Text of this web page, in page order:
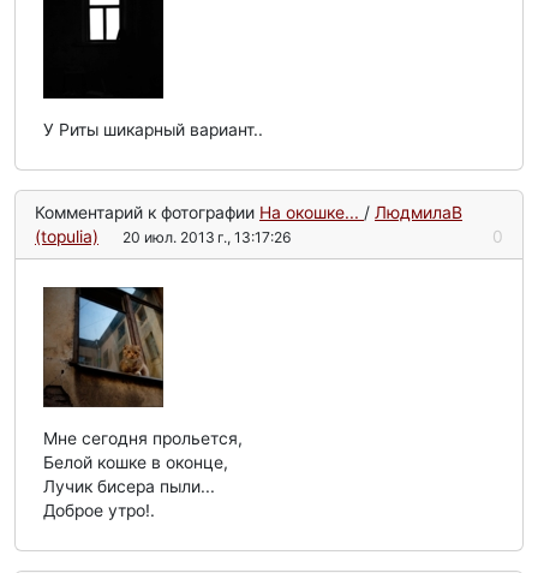
У Риты шикарный вариант..
Комментарий к фотографии На окошке... / ЛюдмилаВ
(topulia)
20 июл. 2013 г., 13:17:26 0
Мне сегодня прольется,
Белой кошке в оконце,
Лучик бисера пыли...
Доброе утро!.